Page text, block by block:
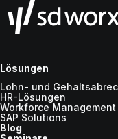
Lösungen
Lohn- und
HR-Lösungen
Workforce Management
SAP Solutions
Blog